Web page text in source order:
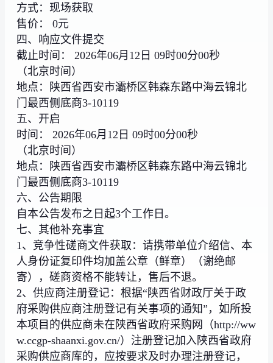
方式：现场获取
售价： 0元
四、响应文件提交
截止时间： 2026年06月12日 09时00分00秒
（北京时间）
地点：陕西省西安市灞桥区韩森东路中海云锦北
门最西侧底商3-10119
五、开启
时间： 2026年06月12日 09时00分00秒
（北京时间）
地点：陕西省西安市灞桥区韩森东路中海云锦北
门最西侧底商3-10119
六、公告期限
自本公告发布之日起3个工作日。
七、其他补充事宜
1、竞争性磋商文件获取：请携带单位介绍信、本
人身份证复印件均加盖公章（鲜章）（谢绝邮
寄），磋商资格不能转让，售后不退。
2、供应商注册登记：根据“陕西省财政厅关于政
府采购供应商注册登记有关事项的通知”，如所投
本项目的供应商未在陕西省政府采购网（http://ww
w.ccgp-shaanxi.gov.cn/）注册登记加入陕西省政府
采购供应商库的，应按要求及时办理注册登记，